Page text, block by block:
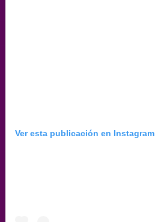
Ver esta publicación en Instagram